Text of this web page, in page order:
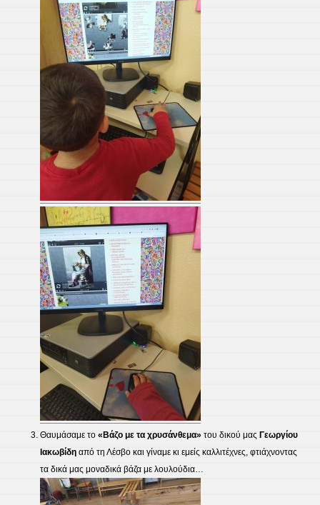
​Θαυμάσαμε το «Βάζο με τα χρυσάνθεμα» του δικού μας Γεωργίου
Ιακωβίδη από τη Λέσβο και γίναμε κι εμείς καλλιτέχνες, φτιάχνοντας
τα δικά μας μοναδικά βάζα με λουλούδια…